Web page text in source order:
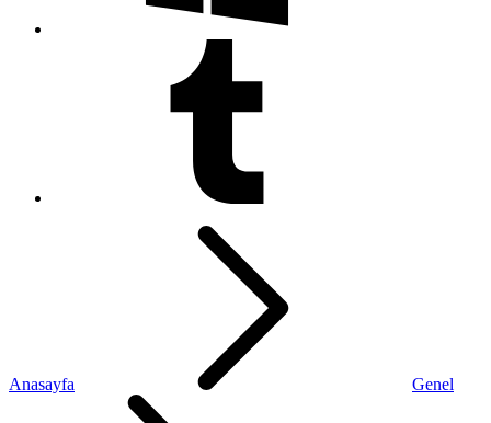
Anasayfa Genel